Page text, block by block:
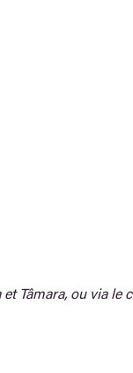
Tâmara, ou via le